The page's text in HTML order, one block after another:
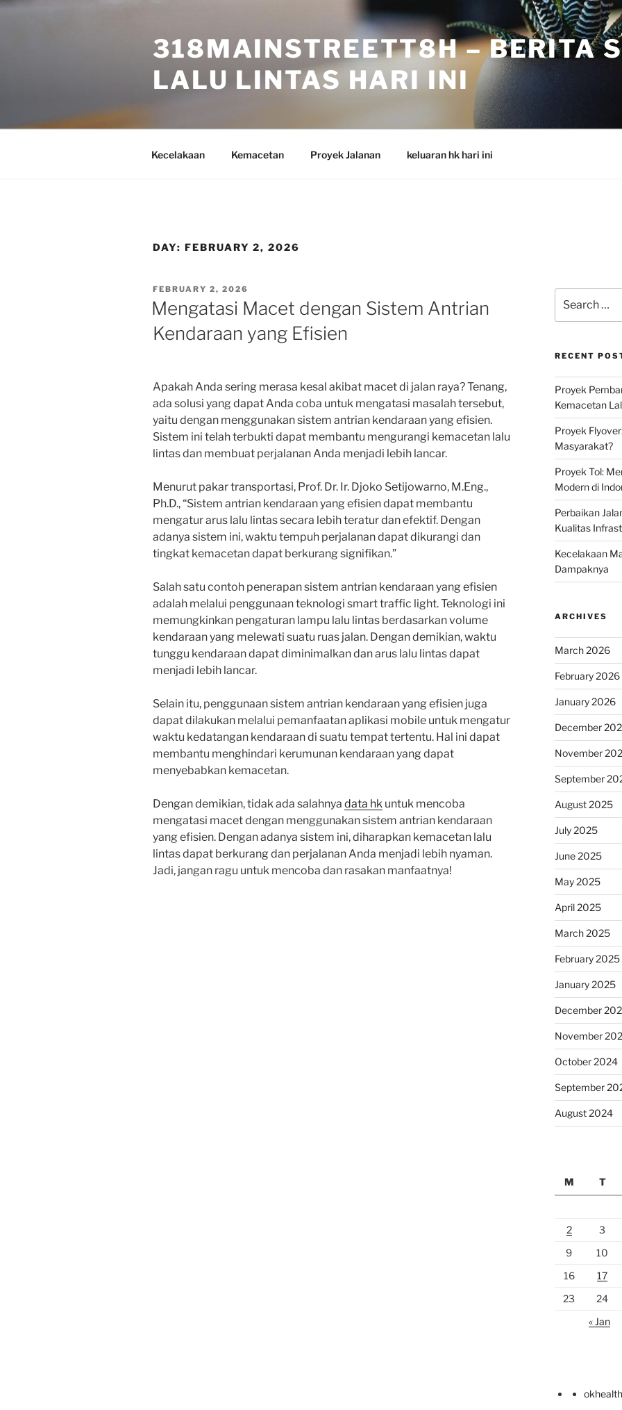
Skip
318MAINSTREETT8H – BERITA
LALU LINTAS HARI INI
Kecelakaan Kemacetan Proyek Jalanan keluaran hk hari ini
DAY: FEBRUARY 2, 2026
POSTED
ON
FEBRUARY 2, 2026
Mengatasi Macet dengan Sistem Antrian
Kendaraan yang Efisien
Apakah Anda sering merasa kesal akibat macet di jalan raya? Tenang,
ada solusi yang dapat Anda coba untuk mengatasi masalah tersebut,
yaitu dengan menggunakan sistem antrian kendaraan yang efisien.
Sistem ini telah terbukti dapat membantu mengurangi kemacetan lalu
lintas dan membuat perjalanan Anda menjadi lebih lancar.
Menurut pakar transportasi, Prof. Dr. Ir. Djoko Setijowarno, M.Eng.,
Ph.D., “Sistem antrian kendaraan yang efisien dapat membantu
mengatur arus lalu lintas secara lebih teratur dan efektif. Dengan
adanya sistem ini, waktu tempuh perjalanan dapat dikurangi dan
tingkat kemacetan dapat berkurang signifikan.”
Salah satu contoh penerapan sistem antrian kendaraan yang efisien
adalah melalui penggunaan teknologi smart traffic light. Teknologi ini
memungkinkan pengaturan lampu lalu lintas berdasarkan volume
kendaraan yang melewati suatu ruas jalan. Dengan demikian, waktu
tunggu kendaraan dapat diminimalkan dan arus lalu lintas dapat
menjadi lebih lancar.
Selain itu, penggunaan sistem antrian kendaraan yang efisien juga
dapat dilakukan melalui pemanfaatan aplikasi mobile untuk mengatur
waktu kedatangan kendaraan di suatu tempat tertentu. Hal ini dapat
membantu menghindari kerumunan kendaraan yang dapat
menyebabkan kemacetan.
Dengan demikian, tidak ada salahnya data hk untuk mencoba
mengatasi macet dengan menggunakan sistem antrian kendaraan
yang efisien. Dengan adanya sistem ini, diharapkan kemacetan lalu
lintas dapat berkurang dan perjalanan Anda menjadi lebih nyaman.
Jadi, jangan ragu untuk mencoba dan rasakan manfaatnya!
for:
RECENT
Proyek
Kemacetan
Proyek
Masyarakat?
Proyek Tol:
Modern di
Perbaikan
Kualitas
Kecelakaan
Dampaknya
ARCHIVES
March 2026
February 2026
January 2026
December
November
September
August 2025
July 2025
June 2025
May 2025
April 2025
March 2025
February 2025
January 2025
December
November
October 2024
September
August 2024
M
T
2
3
9
10
16
17
23
24
« Jan